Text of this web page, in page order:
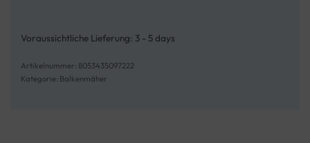
Voraussichtliche Lieferung: 3 - 5 days
8053435097222
Kategorie: Balkenmäher